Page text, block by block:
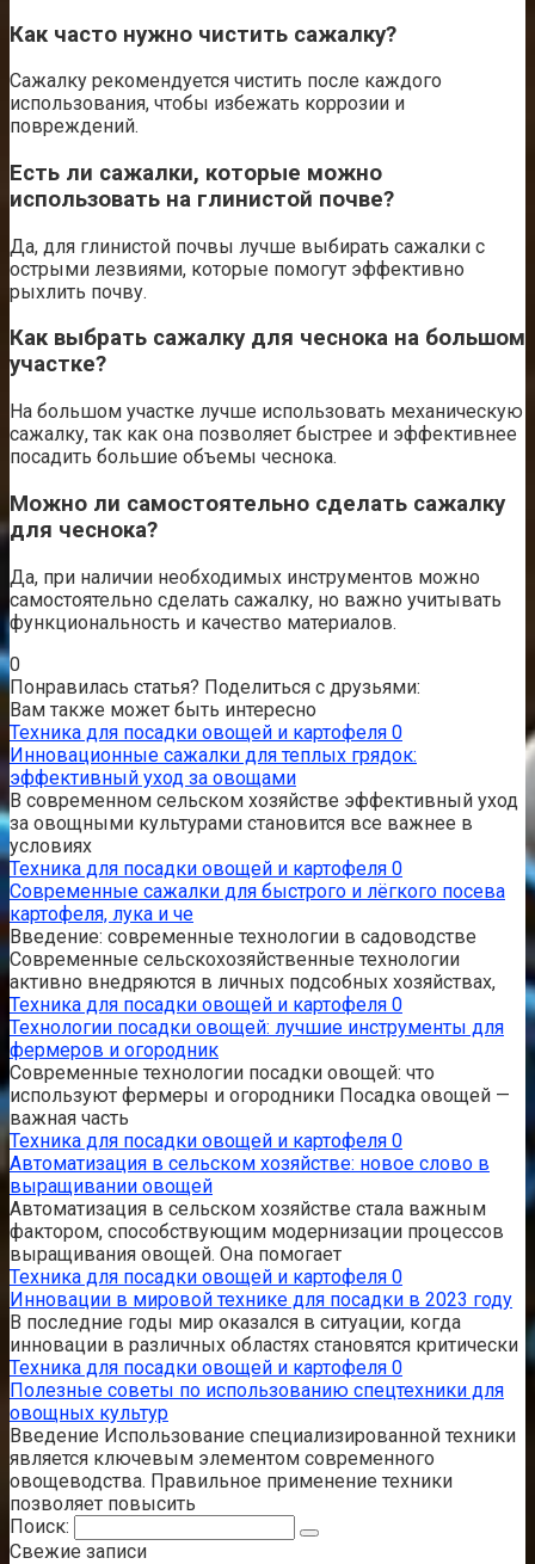
Как часто нужно чистить сажалку?
Сажалку рекомендуется чистить после каждого
использования, чтобы избежать коррозии и
повреждений.
Есть ли сажалки, которые можно
использовать на глинистой почве?
Да, для глинистой почвы лучше выбирать сажалки с
острыми лезвиями, которые помогут эффективно
рыхлить почву.
Как выбрать сажалку для чеснока на большом
участке?
На большом участке лучше использовать механическую
сажалку, так как она позволяет быстрее и эффективнее
посадить большие объемы чеснока.
Можно ли самостоятельно сделать сажалку
для чеснока?
Да, при наличии необходимых инструментов можно
самостоятельно сделать сажалку, но важно учитывать
функциональность и качество материалов.
0
Понравилась статья? Поделиться с друзьями:
Вам также может быть интересно
Техника для посадки овощей и картофеля 0
Инновационные сажалки для теплых грядок:
эффективный уход за овощами
В современном сельском хозяйстве эффективный уход
за овощными культурами становится все важнее в
условиях
Техника для посадки овощей и картофеля 0
Современные сажалки для быстрого и лёгкого посева
картофеля, лука и че
Введение: современные технологии в садоводстве
Современные сельскохозяйственные технологии
активно внедряются в личных подсобных хозяйствах,
Техника для посадки овощей и картофеля 0
Технологии посадки овощей: лучшие инструменты для
фермеров и огородник
Современные технологии посадки овощей: что
используют фермеры и огородники Посадка овощей —
важная часть
Техника для посадки овощей и картофеля 0
Автоматизация в сельском хозяйстве: новое слово в
выращивании овощей
Автоматизация в сельском хозяйстве стала важным
фактором, способствующим модернизации процессов
выращивания овощей. Она помогает
Техника для посадки овощей и картофеля 0
Инновации в мировой технике для посадки в 2023 году
В последние годы мир оказался в ситуации, когда
инновации в различных областях становятся критически
Техника для посадки овощей и картофеля 0
Полезные советы по использованию спецтехники для
овощных культур
Введение Использование специализированной техники
является ключевым элементом современного
овощеводства. Правильное применение техники
позволяет повысить
Поиск:
Свежие записи